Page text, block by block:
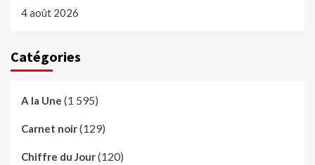
4 août 2026
Catégories
A la Une (1 595)
Carnet noir(129)
Chiffre du Jour(120)